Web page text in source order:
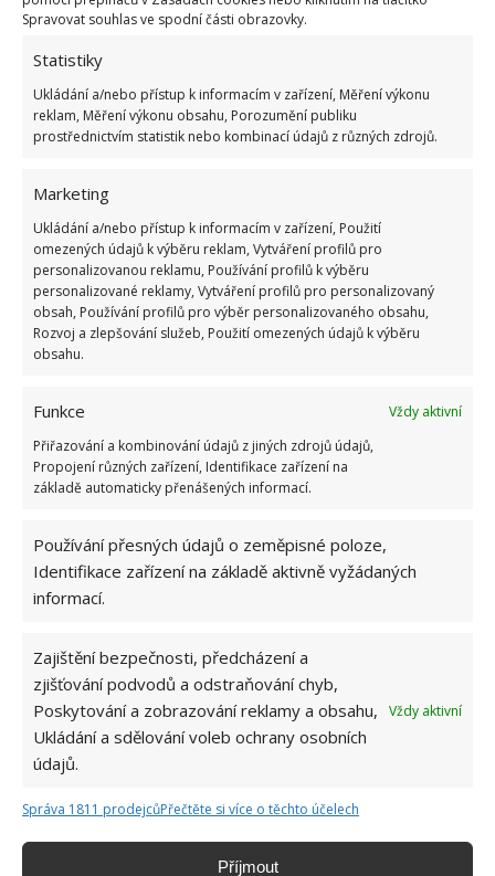
Spravovat souhlas ve spodní části obrazovky.
Statistiky
Ukládání a/nebo přístup k informacím v zařízení, Měření výkonu
reklam, Měření výkonu obsahu, Porozumění publiku
prostřednictvím statistik nebo kombinací údajů z různých zdrojů.
Marketing
Ukládání a/nebo přístup k informacím v zařízení, Použití
omezených údajů k výběru reklam, Vytváření profilů pro
personalizovanou reklamu, Používání profilů k výběru
personalizované reklamy, Vytváření profilů pro personalizovaný
obsah, Používání profilů pro výběr personalizovaného obsahu,
Rozvoj a zlepšování služeb, Použití omezených údajů k výběru
obsahu.
Funkce
Vždy aktivní
Přiřazování a kombinování údajů z jiných zdrojů údajů,
Propojení různých zařízení, Identifikace zařízení na
základě automaticky přenášených informací.
Používání přesných údajů o zeměpisné poloze,
Identifikace zařízení na základě aktivně vyžádaných
informací.
Zajištění bezpečnosti, předcházení a
zjišťování podvodů a odstraňování chyb,
Poskytování a zobrazování reklamy a obsahu,
Ukládání a sdělování voleb ochrany osobních
údajů.
Vždy aktivní
Správa 1811 prodejcůPřečtěte si více o těchto účelech
Příjmout
bodů
ŽHAVÉ NOVINKY
Vaše okurky zůstanou čerstvé i měsíc po sklizni
díky tomuto lidovému fíglu
5.8.2026
Tato lidová past zachytí všechny mouchy a vosy
v domácnosti během pár desítek minut
O WEBU
aktuální trendy, praktické rady i inspirativní fotografie najdete na